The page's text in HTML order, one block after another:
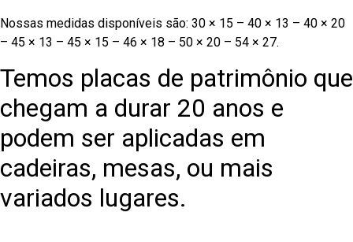
Nossas medidas disponíveis são: 30 × 15 – 40 × 13 – 40 × 20
– 45 × 13 – 45 × 15 – 46 × 18 – 50 × 20 – 54 × 27.
Temos placas de patrimônio que
chegam a durar 20 anos e
podem ser aplicadas em
cadeiras, mesas, ou mais
variados lugares.